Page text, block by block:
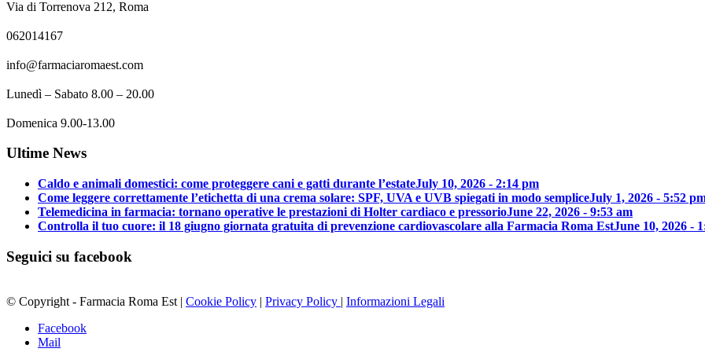
Via di Torrenova 212, Roma
062014167
info@farmaciaromaest.com
Lunedì – Sabato 8.00 – 20.00
Domenica 9.00-13.00
Ultime News
Caldo e animali domestici: come proteggere cani e gatti durante l’estateJuly 10, 2026 - 2:14 pm
Come leggere correttamente l’etichetta di una crema solare: SPF, UVA e UVB spiegati in modo sempliceJuly 1, 2026 - 5:52
Telemedicina in farmacia: tornano operative le prestazioni di Holter cardiaco e pressorioJune 22, 2026 - 9:53 am
Controlla il tuo cuore: il 18 giugno giornata gratuita di prevenzione cardiovascolare alla Farmacia Roma EstJune 10, 2026 -
Seguici su facebook
© Copyright - Farmacia Roma Est | Cookie Policy | Privacy Policy | Informazioni Legali
Facebook
Mail